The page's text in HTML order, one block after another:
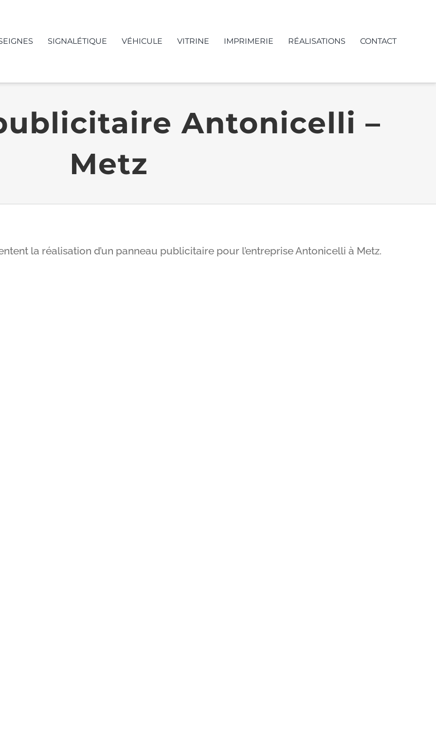
SIGNALÉTIQUE VÉHICULE VITRINE IMPRIMERIE RÉALISATIONS CONTACT
Antonicelli –
Metz
la réalisation d’un panneau publicitaire pour l’entreprise Antonicelli à Metz.